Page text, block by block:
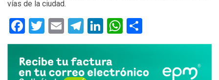
vías de la ciudad.
Facebook
Twitter
EmailTelegram
LinkedIn
WhatsApp